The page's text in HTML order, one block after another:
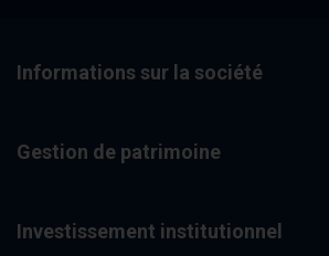
Informations sur la société
Gestion de patrimoine
Investissement institutionnel